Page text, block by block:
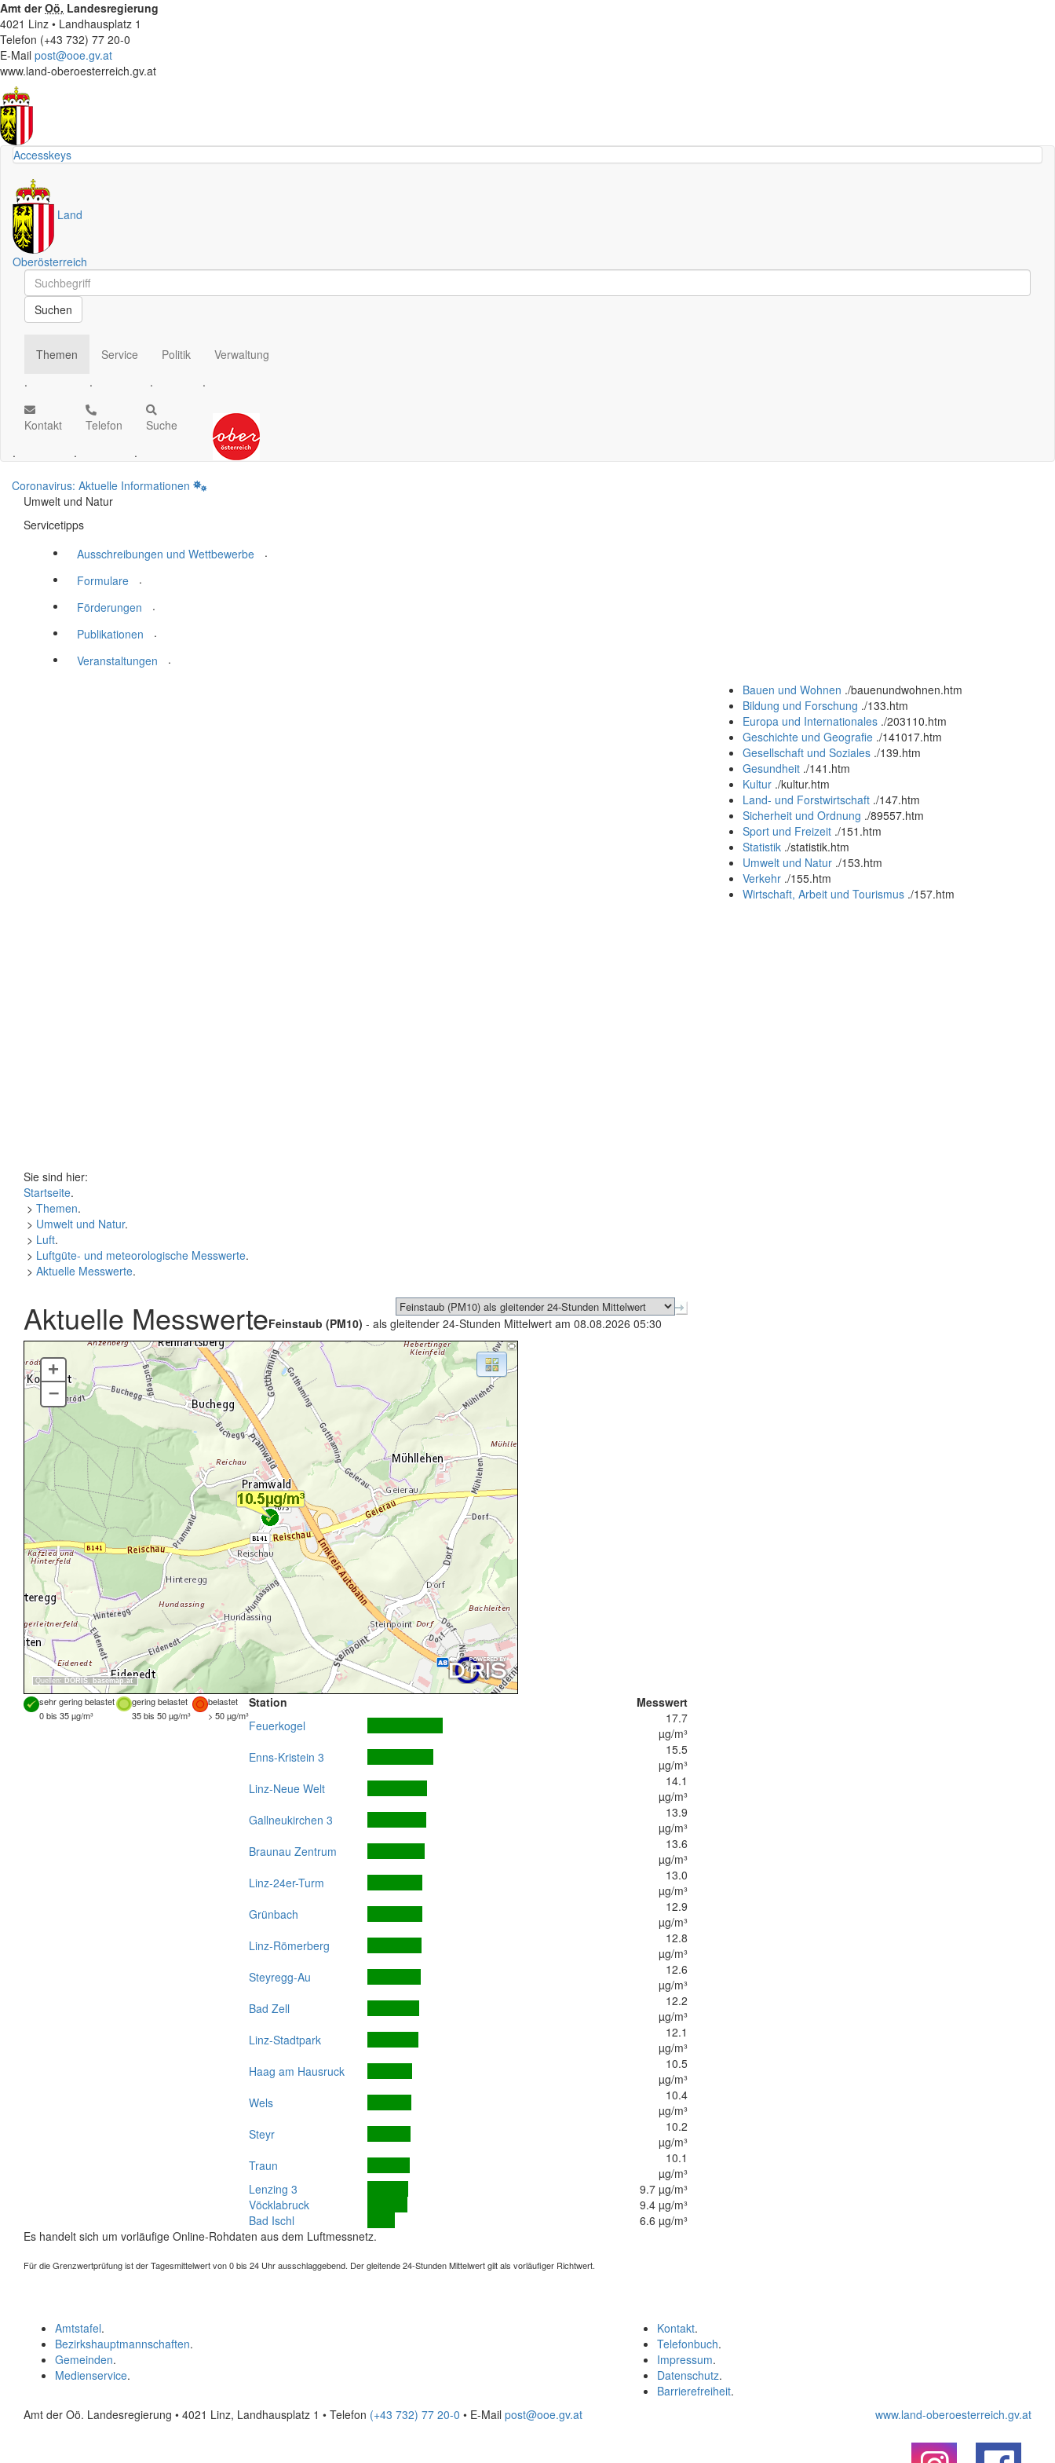
Amt derOö. Landesregierung
4021 Linz • Landhausplatz 1
Telefon (+43 732) 77 20-0
E-Mail post@ooe.gv.at
www.land-oberoesterreich.gv.at
Accesskeys
Land
Oberösterreich
Schnellsuche
Schnellsuche
Suchen
Themen
.
Service
.
Politik
.
Verwaltung
.
Kontakt
.
Telefon
.
Suche
.
Coronavirus: Aktuelle Informationen
Umwelt und Natur
Servicetipps
Ausschreibungen und Wettbewerbe
.
Formulare
.
Förderungen
.
Publikationen
.
Veranstaltungen
.
Bauen und Wohnen ./bauenundwohnen.htm
Bildung und Forschung ./133.htm
Europa und Internationales ./203110.htm
Geschichte und Geografie ./141017.htm
Gesellschaft und Soziales ./139.htm
Gesundheit ./141.htm
Kultur ./kultur.htm
Land- und Forstwirtschaft ./147.htm
Sicherheit und Ordnung ./89557.htm
Sport und Freizeit ./151.htm
Statistik ./statistik.htm
Umwelt und Natur ./153.htm
Verkehr ./155.htm
Wirtschaft, Arbeit und Tourismus ./157.htm
Sie sind hier:
Startseite.
> Themen.
> Umwelt und Natur.
> Luft.
> Luftgüte- und meteorologische Messwerte.
> Aktuelle Messwerte.
Aktuelle MesswerteFeinstaub (PM10) - als gleitender 24-Stunden Mittelwert am 08.08.2026 05:30
Quellen: DORIS, basemap.at
+
–
sehr gering belastet gering belastet
belastet
0 bis 35 µg/m³
35 bis 50 µg/m³ > 50 µg/m³
Station
Messwert
Feuerkogel
17.7
µg/m³
Enns-Kristein 3
15.5
µg/m³
Linz-Neue Welt
14.1
µg/m³
Gallneukirchen 3
13.9
µg/m³
Braunau Zentrum
13.6
µg/m³
Linz-24er-Turm
13.0
µg/m³
Grünbach
12.9
µg/m³
Linz-Römerberg
12.8
µg/m³
Steyregg-Au
12.6
µg/m³
Bad Zell
12.2
µg/m³
Linz-Stadtpark
12.1
µg/m³
Haag am Hausruck
10.5
µg/m³
Wels
10.4
µg/m³
Steyr
10.2
µg/m³
Traun
10.1
µg/m³
Lenzing 3
9.7 µg/m³
Vöcklabruck
9.4 µg/m³
Bad Ischl
6.6 µg/m³
Es handelt sich um vorläufige Online-Rohdaten aus dem Luftmessnetz.
Für die Grenzwertprüfung ist der Tagesmittelwert von 0 bis 24 Uhr ausschlaggebend. Der gleitende 24-Stunden Mittelwert gilt als vorläufiger Richtwert.
Kontakt.
Telefonbuch.
Impressum.
Datenschutz.
Barrierefreiheit.
Amtstafel.
Bezirkshauptmannschaften.
Gemeinden.
Medienservice.
Amt der Oö. Landesregierung • 4021 Linz, Landhausplatz 1 • Telefon (+43 732) 77 20-0 • E-Mail post@ooe.gv.at www.land-oberoesterreich.gv.at